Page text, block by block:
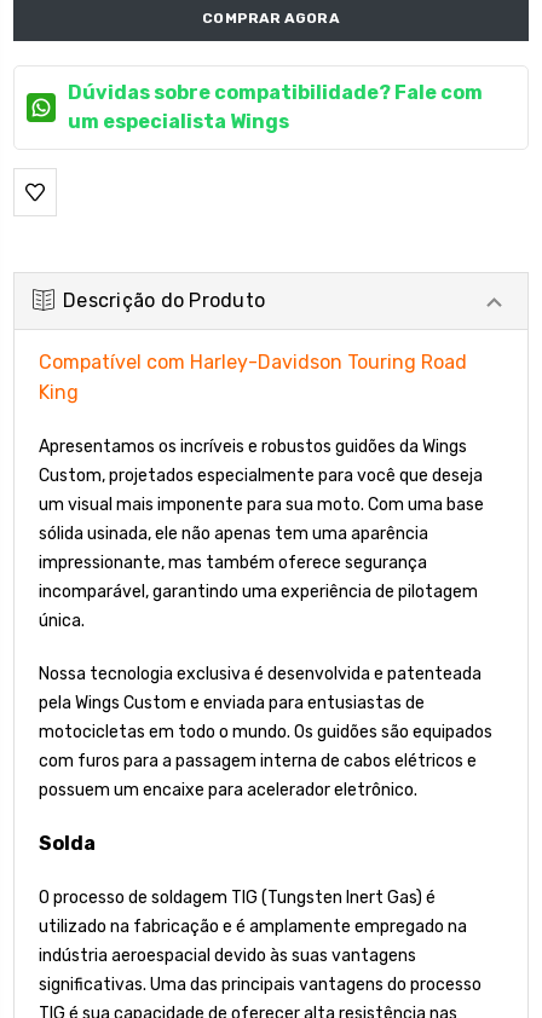
COMPRAR AGORA
Dúvidas sobre compatibilidade? Fale com
um especialista Wings
Descrição do Produto
Compatível com Harley-Davidson Touring Road
King
Apresentamos os incríveis e robustos guidões da Wings
Custom, projetados especialmente para você que deseja
um visual mais imponente para sua moto. Com uma base
sólida usinada, ele não apenas tem uma aparência
impressionante, mas também oferece segurança
incomparável, garantindo uma experiência de pilotagem
única.
Nossa tecnologia exclusiva é desenvolvida e patenteada
pela Wings Custom e enviada para entusiastas de
motocicletas em todo o mundo. Os guidões são equipados
com furos para a passagem interna de cabos elétricos e
possuem um encaixe para acelerador eletrônico.
Solda
O processo de soldagem TIG (Tungsten Inert Gas) é
utilizado na fabricação e é amplamente empregado na
indústria aeroespacial devido às suas vantagens
significativas. Uma das principais vantagens do processo
TIG é sua capacidade de oferecer alta resistência nas